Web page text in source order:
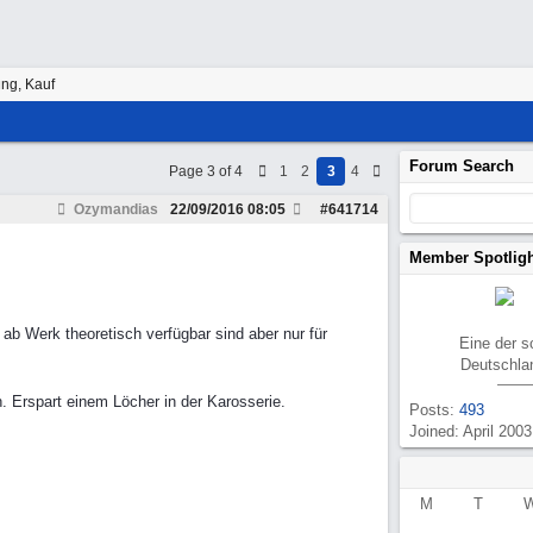
Kauf
Page 3 of 4 1 2 3 4
Ozymandias #641714
22/09/2016 08:05
Werk theoretisch verfügbar sind aber nur für
Erspart einem Löcher in der Karosserie.
Forum Search
Member
Eine der
Posts: 493
Joined: April 2003
M T